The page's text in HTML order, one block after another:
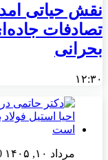
نقش حیاتی
تصادفات
بحرانی
۱۲:۳۰
مرداد ۱۰, ۱۴۰۵